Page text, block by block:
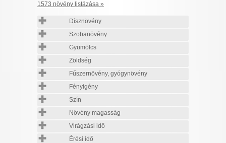
1573 növény listázása »
Dísznövény
Szobanövény
Gyümölcs
Zöldség
Fűszernövény, gyógynövény
Fényigény
Szín
Növény magasság
Virágzási idő
Érési idő